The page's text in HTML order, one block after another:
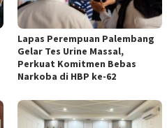
Lapas Perempuan Palembang
Gelar Tes Urine Massal,
Perkuat Komitmen Bebas
Narkoba di HBP ke-62